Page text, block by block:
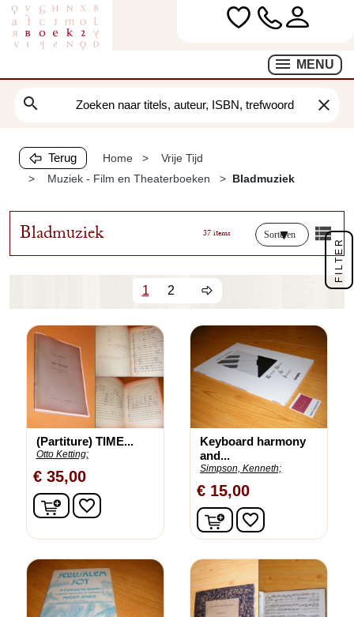
MENU
search clear
Terug Home
Vrije Tijd
Muziek - Film en Theaterboeken
Bladmuziek
Bladmuziek 37 items Sorteren
1 2
(Partiture) TIME...
Otto Ketting;
€ 35,00
In winkelwagen
favorite_border
Keyboard harmony
and...
Simpson, Kenneth;
€ 15,00
In winkelwagen
favorite_border
FILTER